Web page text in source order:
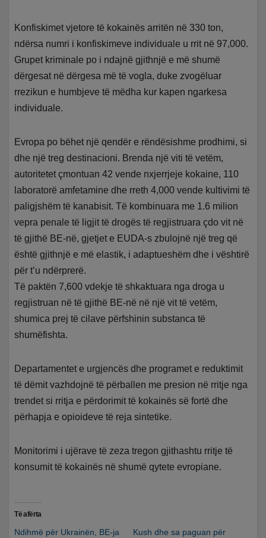
Konfiskimet vjetore të kokainës arritën në 330 ton,
ndërsa numri i konfiskimeve individuale u rrit në 97,000.
Grupet kriminale po i ndajnë gjithnjë e më shumë
dërgesat në dërgesa më të vogla, duke zvogëluar
rrezikun e humbjeve të mëdha kur kapen ngarkesa
individuale.
Evropa po bëhet një qendër e rëndësishme prodhimi, si
dhe një treg destinacioni. Brenda një viti të vetëm,
autoritetet çmontuan 42 vende nxjerrjeje kokaine, 110
laboratorë amfetamine dhe rreth 4,000 vende kultivimi të
paligjshëm të kanabisit. Të kombinuara me 1.6 milion
vepra penale të ligjit të drogës të regjistruara çdo vit në
të gjithë BE-në, gjetjet e EUDA-s zbulojnë një treg që
është gjithnjë e më elastik, i adaptueshëm dhe i vështirë
për t’u ndërprerë.
Të paktën 7,600 vdekje të shkaktuara nga droga u
regjistruan në të gjithë BE-në në një vit të vetëm,
shumica prej të cilave përfshinin substanca të
shumëfishta.
Departamentet e urgjencës dhe programet e reduktimit
të dëmit vazhdojnë të përballen me presion në rritje nga
trendet si rritja e përdorimit të kokainës së fortë dhe
përhapja e opioideve të reja sintetike.
Monitorimi i ujërave të zeza tregon gjithashtu rritje të
konsumit të kokainës në shumë qytete evropiane.
Të afërta
Ndihmë për Ukrainën, BE-ja
Kush dhe sa paguan për